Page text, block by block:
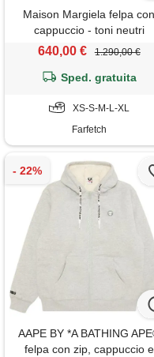
Maison Margiela felpa con
cappuccio - toni neutri
640,00 € 1.290,00 €
Sped. gratuita
XS-S-M-L-XL
Farfetch
AAPE BY *A BATHING
felpa con zip, cappuccio e